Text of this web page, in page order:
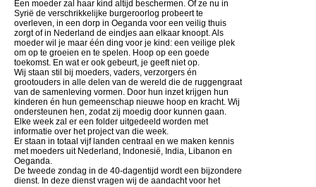
Een moeder zal haar kind altijd beschermen. Of ze nu in
Syrië de verschrikkelijke burgeroorlog probeert te
overleven, in een dorp in Oeganda voor een veilig thuis
zorgt of in Nederland de eindjes aan elkaar knoopt. Als
moeder wil je maar één ding voor je kind: een veilige plek
om op te groeien en te spelen. Hoop op een goede
toekomst. En wat er ook gebeurt, je geeft niet op.
Wij staan stil bij moeders, vaders, verzorgers én
grootouders in alle delen van de wereld die de ruggengraat
van de samenleving vormen. Door hun inzet krijgen hun
kinderen én hun gemeenschap nieuwe hoop en kracht. Wij
ondersteunen hen, zodat zij moedig door kunnen gaan.
Elke week zal er een folder uitgedeeld worden met
informatie over het project van die week.
Er staan in totaal vijf landen centraal en we maken kennis
met moeders uit Nederland, Indonesië, India, Libanon en
Oeganda.
De tweede zondag in de 40-dagentijd wordt een bijzondere
dienst. In deze dienst vragen wij de aandacht voor het